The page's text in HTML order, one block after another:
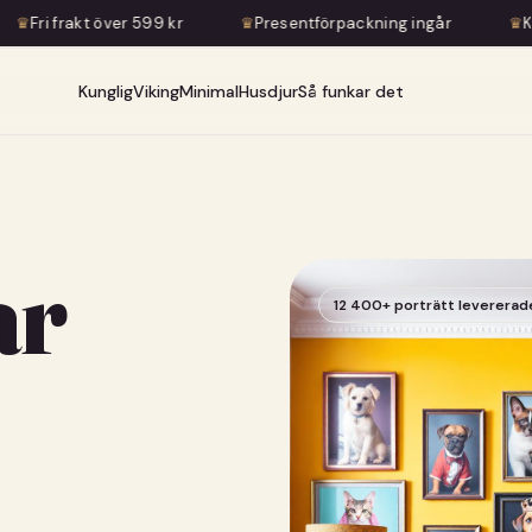
599 kr ♛Presentförpackning ingår ♛Konstnärlig
KungligVikingMinimalHusdjurSå funkar det
12 400+ porträtt